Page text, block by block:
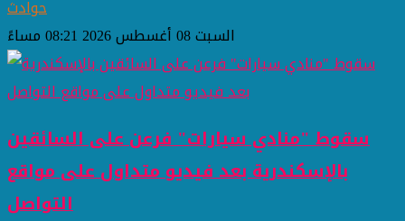
حوادث
السبت 08 أغسطس 2026 08:21 مساءً
سقوط "منادي سيارات" فرعن على السائقين
بالإسكندرية بعد فيديو متداول على مواقع
التواصل